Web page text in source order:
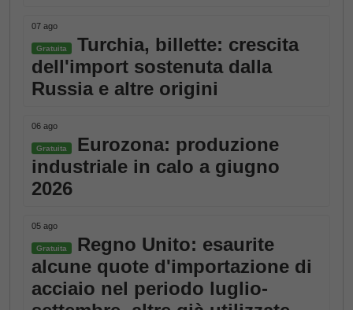
07 ago
Gratuita
Turchia, billette: crescita
dell'import sostenuta dalla
Russia e altre origini
06 ago
Gratuita
Eurozona: produzione
industriale in calo a giugno
2026
05 ago
Gratuita
Regno Unito: esaurite
alcune quote d'importazione di
acciaio nel periodo luglio-